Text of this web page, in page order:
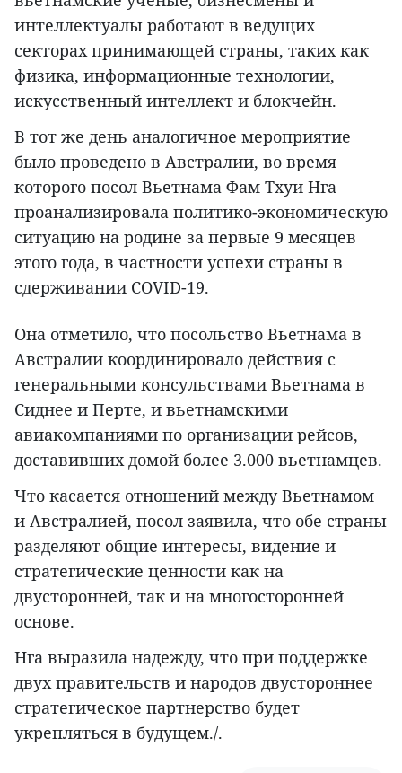
интеллектуалы работают в ведущих
секторах принимающей страны, таких как
физика, информационные технологии,
искусственный интеллект и блокчейн.
В тот же день аналогичное мероприятие
было проведено в Австралии, во время
которого посол Вьетнама Фам Тхуи Нга
проанализировала политико-экономическую
ситуацию на родине за первые 9 месяцев
этого года, в частности успехи страны в
сдерживании COVID-19.
Она отметило, что посольство Вьетнама в
Австралии координировало действия с
генеральными консульствами Вьетнама в
Сиднее и Перте, и вьетнамскими
авиакомпаниями по организации рейсов,
доставивших домой более 3.000 вьетнамцев.
Что касается отношений между Вьетнамом
и Австралией, посол заявила, что обе страны
разделяют общие интересы, видение и
стратегические ценности как на
двусторонней, так и на многосторонней
основе.
Нга выразила надежду, что при поддержке
двух правительств и народов двустороннее
стратегическое партнерство будет
укрепляться в будущем./.